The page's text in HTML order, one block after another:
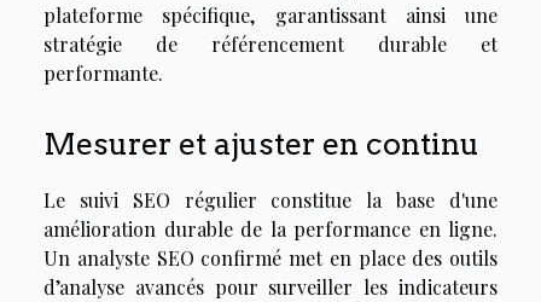
plateforme spécifique, garantissant ainsi une
stratégie de référencement durable et
performante.
Mesurer et ajuster en continu
Le suivi SEO régulier constitue la base d'une
amélioration durable de la performance en ligne.
Un analyste SEO confirmé met en place des outils
d’analyse avancés pour surveiller les indicateurs